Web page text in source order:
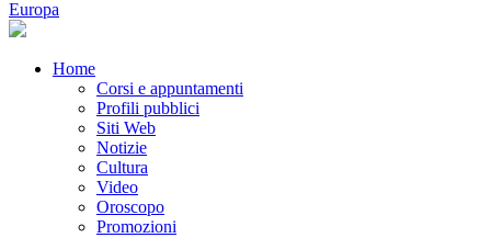
Home
Corsi e appuntamenti
Profili pubblici
Siti Web
Notizie
Cultura
Video
Oroscopo
Promozioni